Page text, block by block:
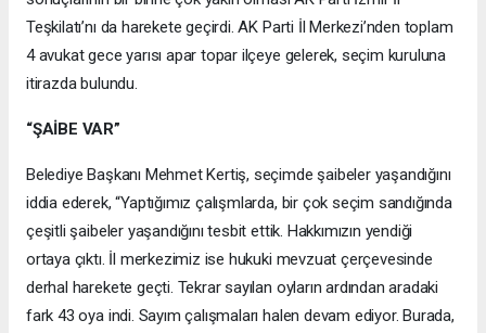
Teşkilatı’nı da harekete geçirdi. AK Parti İl Merkezi’nden toplam
4 avukat gece yarısı apar topar ilçeye gelerek, seçim kuruluna
itirazda bulundu.
“ŞAİBE VAR”
Belediye Başkanı Mehmet Kertiş, seçimde şaibeler yaşandığını
iddia ederek, “Yaptığımız çalışmlarda, bir çok seçim sandığında
çeşitli şaibeler yaşandığını tesbit ettik. Hakkımızın yendiği
ortaya çıktı. İl merkezimiz ise hukuki mevzuat çerçevesinde
derhal harekete geçti. Tekrar sayılan oyların ardından aradaki
fark 43 oya indi. Sayım çalışmaları halen devam ediyor. Burada,